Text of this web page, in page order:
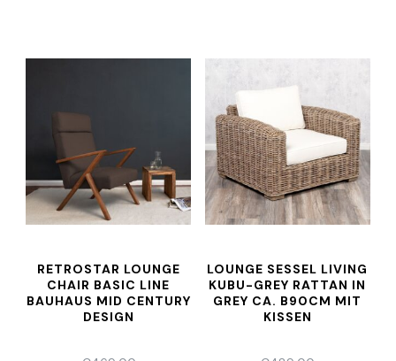
RETROSTAR LOUNGE
CHAIR BASIC LINE
BAUHAUS MID CENTURY
DESIGN
LOUNGE SESSEL LIVING
KUBU-GREY RATTAN IN
GREY CA. B90CM MIT
KISSEN